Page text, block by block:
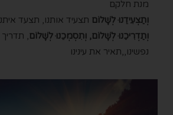
מנת חלקם
וְתַצְעִידֵנוּ לְשָׁלוֹם תצעיד אותנו, תצעד
וְתַדְרִיכֵנוּ לְשָׁלוֹם, וְתִסְמְכֵנוּ לְשָׁלוֹם,
נפשינו,,תאיר את עינינו